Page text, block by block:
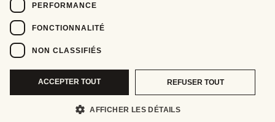
PERFORMANCE
FONCTIONNALITÉ
NON CLASSIFIÉS
ACCEPTER TOUT REFUSER TOUT
AFFICHER LES DÉTAILS